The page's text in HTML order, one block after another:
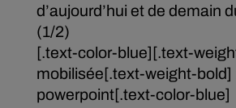
d’aujourd’hui et de demain
(1/2)
[.text-color-blue][.text-
mobilisée[.text-weight-bold]
powerpoint[.text-color-blue]